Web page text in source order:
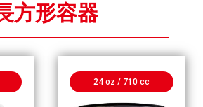
方形容器
24 oz / 710 cc